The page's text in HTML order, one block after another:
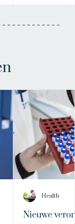
Health
Nieuwe